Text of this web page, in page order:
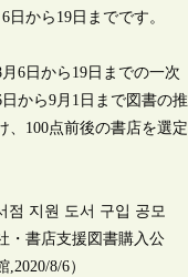
日から19日までです。
6日から19日までの一次
から9月1日まで図書の推
、100点前後の書店を選定
점 지원 도서 구입 공모
・書店支援図書購入公
8/6）